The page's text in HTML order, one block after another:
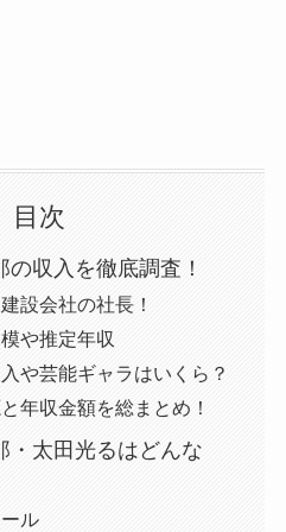
目次
収入を徹底調査！
設会社の社長！
や推定年収
や芸能ギャラはいくら？
年収金額を総まとめ！
・太田光るはどんな
ル